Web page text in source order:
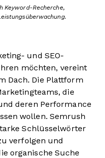
Keyword-Recherche,
und SEO-
möchten, vereint
Dach. Die Plattform
die
deren Performance
wollen. Semrush
Schlüsselwörter
verfolgen und
organische Suche